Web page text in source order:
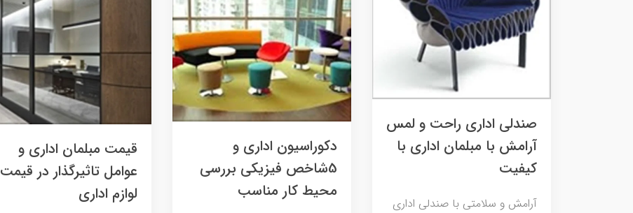
صندلی اداری راحت و لمس
آرامش با مبلمان اداری با
کیفیت
آرامش و سلامتی با صندلی اداری
دکوراسیون اداری و
5شاخص فیزیكی بررسی
محیط كار مناسب
قیمت مبلمان اداری و
عوامل تاثیرگذار در قیمت
لوازم اداری